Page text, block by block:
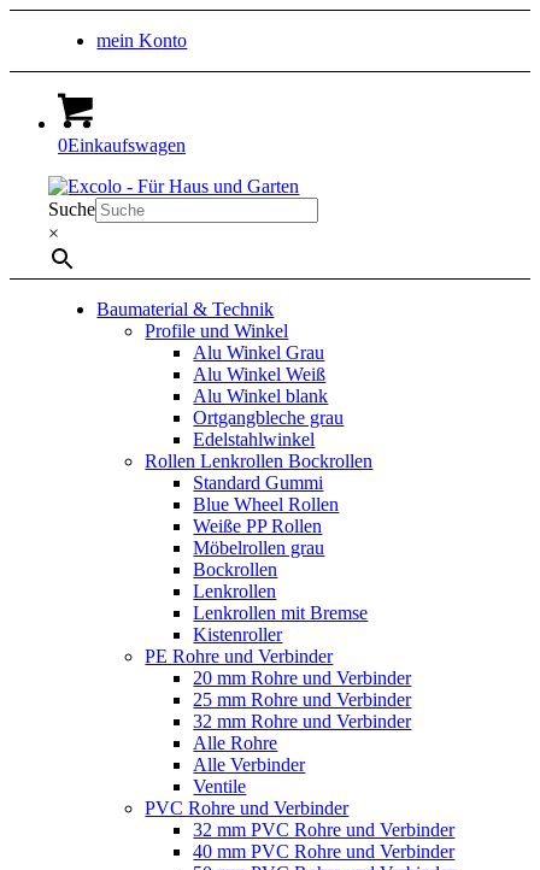
mein Konto
0Einkaufswagen
Suche
×
Baumaterial & Technik
Profile und Winkel
Alu Winkel Grau
Alu Winkel Weiß
Alu Winkel blank
Ortgangbleche grau
Edelstahlwinkel
Rollen Lenkrollen Bockrollen
Standard Gummi
Blue Wheel Rollen
Weiße PP Rollen
Möbelrollen grau
Bockrollen
Lenkrollen
Lenkrollen mit Bremse
Kistenroller
PE Rohre und Verbinder
20 mm Rohre und Verbinder
25 mm Rohre und Verbinder
32 mm Rohre und Verbinder
Alle Rohre
Alle Verbinder
Ventile
PVC Rohre und Verbinder
32 mm PVC Rohre und Verbinder
40 mm PVC Rohre und Verbinder